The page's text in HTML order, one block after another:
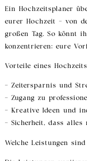
Ein Hochzeitsplaner
eurer Hochzeit – von
großen Tag. So könnt
konzentrieren: eure
Vorteile eines
– Zeitersparnis und
– Zugang zu
– Kreative Ideen und
– Sicherheit, dass
Welche Leistungen